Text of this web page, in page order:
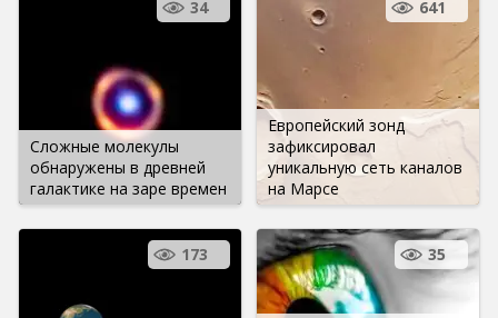
Сложные молекулы
обнаружены в древней
галактике на заре времен
34
Европейский зонд
зафиксировал
уникальную сеть каналов
на Марсе
641
173 35